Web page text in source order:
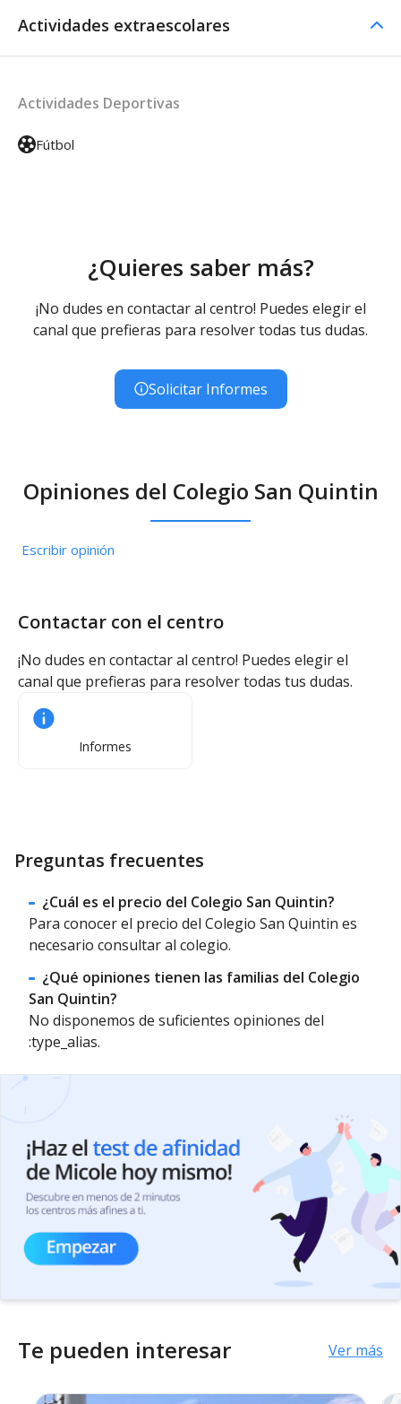
Actividades extraescolares
Actividades Deportivas
Fútbol
¿Quieres saber más?
¡No dudes en contactar al centro! Puedes elegir el
canal que prefieras para resolver todas tus dudas.
Solicitar Informes
Opiniones del Colegio San Quintin
Escribir opinión
Contactar con el centro
¡No dudes en contactar al centro! Puedes elegir el
canal que prefieras para resolver todas tus dudas.
Informes
Preguntas frecuentes
¿Cuál es el precio del Colegio San Quintin?
Para conocer el precio del Colegio San Quintin es
necesario consultar al colegio.
¿Qué opiniones tienen las familias del Colegio
San Quintin?
No disponemos de suficientes opiniones del
:type_alias.
Te pueden interesar Ver más